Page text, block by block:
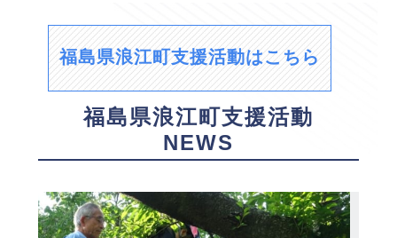
福島県浪江町支援活動はこちら
福島県浪江町支援活動
NEWS